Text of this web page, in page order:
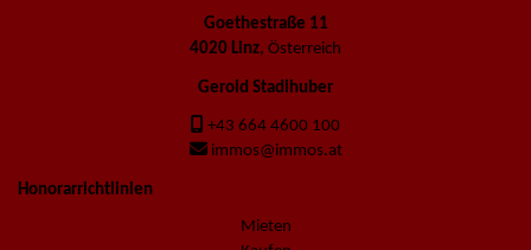
Goethestraße 11
4020 Linz, Österreich
Gerold Stadlhuber
+43 664 4600 100
immos@immos.at
Honorarrichtlinien
Mieten